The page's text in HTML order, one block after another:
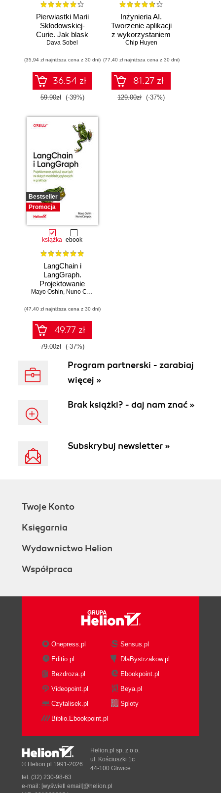
Pierwiastki Marii
Skłodowskiej-
Curie. Jak blask
radu oświetlił drogę
świecie nauki
Dava Sobel
(35,94 zł najniższa cena z 30 dni)
36.54 zł
59.90zł (-39%)
Inżynieria AI.
Tworzenie aplikacji
z wykorzystaniem
modeli bazowych
Chip Huyen
(77,40 zł najniższa cena z 30 dni)
81.27 zł
129.00zł (-37%)
Bestseller
Promocja
książka ebook
LangChain i
LangGraph.
Projektowanie
aplikacji opartych
modelach
językowych w
praktyce
Mayo Oshin, Nuno Campos
(47,40 zł najniższa cena z 30 dni)
49.77 zł
79.00zł (-37%)
Program partnerski - zarabiaj
więcej »
Brak książki? - daj nam znać »
Subskrybuj newsletter »
Twoje Konto
Księgarnia
Wydawnictwo Helion
Współpraca
Onepress.pl
Sensus.pl
Editio.pl
DlaBystrzakow.pl
Bezdroza.pl
Ebookpoint.pl
Videopoint.pl
Beya.pl
Czytalisek.pl
Sploty
Biblio.Ebookpoint.pl
© Helion.pl 1991-2026
Helion.pl sp. z o.o.
ul. Kościuszki 1c
44-100 Gliwice
tel. (32) 230-98-63
e-mail: [wyświetl email]@helion.pl